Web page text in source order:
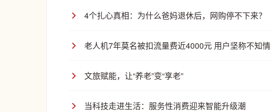
4个扎心真相：为什么爸妈退休后，网购停不下来？
老人机7年莫名被扣流量费近4000元 用户坚称不知情
文旅赋能，让“养老”变“享老”
当科技走进生活：服务性消费迎来智能升级潮